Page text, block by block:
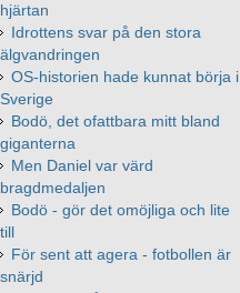
hjärtan
Idrottens svar på den stora
älgvandringen
OS-historien hade kunnat börja i
Sverige
Bodö, det ofattbara mitt bland
giganterna
Men Daniel var värd
bragdmedaljen
Bodö - gör det omöjliga och lite
till
För sent att agera - fotbollen är
snärjd